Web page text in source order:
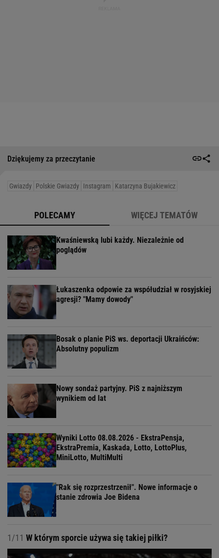
Dziękujemy za przeczytanie
Gwiazdy Polskie Gwiazdy Instagram Katarzyna Bujakiewicz
POLECAMY WIĘCEJ TEMATÓW
Kwaśniewską lubi każdy. Niezależnie od
poglądów
Łukaszenka odpowie za współudział w rosyjskiej
agresji? "Mamy dowody"
Bosak o planie PiS ws. deportacji Ukraińców:
Absolutny populizm
Nowy sondaż partyjny. PiS z najniższym
wynikiem od lat
Wyniki Lotto 08.08.2026 - EkstraPensja,
EkstraPremia, Kaskada, Lotto, LottoPlus,
MiniLotto, MultiMulti
"Rak się rozprzestrzenił". Nowe informacje o
stanie zdrowia Joe Bidena
1/11 W którym sporcie używa się takiej piłki?